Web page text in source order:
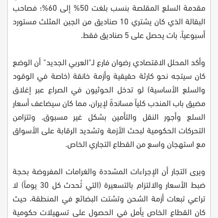
مقدمة السلع المقلصة بنسب بلغت 50% إلى 60%؛ فصاحب
البقالة الذي كان يشتري 10 صناديق من الجبن المثلث مستورد
أسبوعياً، بات يحصل على 5 صناديق فقط.
وأكد المحلل الاقتصادي رضوان فارع لـ"العربي الجديد" أن الوضع
كان سيتجه نحو كارثة حقيقية وأزمة خانقة (خاصة في الوقود
والسلع الأساسية) لو تدخل الحوثيون في الصراع عبر إغلاق
مضيق باب المندب كلياً مساندةً لإيران، مما كان سيضاعف أسعار
السلع وأجور النقل والتأمين بشكل غير مسبوق. وتتزامن
التحركات الحكومية لبحث الأزمة وتشديد الرقابة على الأسواق
مع استهجان واسع من القطاع التجاري الخاص.
ويرى التجار أن الإجراءات المشددة والغرامات المفروضة بحجة
ضبط الأسعار والالتزام بالتسعيرة (التي تُحدث كل 30 يوماً) لا
تراعي تبعات أزمة الشحن وتشتت البضائع في المنطقة، حيث
كان القطاع الخاص يأمل في الحصول على تسهيلات حكومية